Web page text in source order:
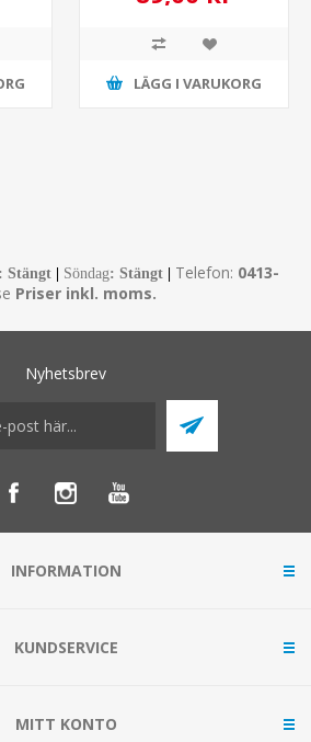
LÄGG I VARUKORG
: Stängt Söndag: Stängt Telefon: 0413-
Priser inkl. moms.
Nyhetsbrev
INFORMATION
KUNDSERVICE
MITT KONTO